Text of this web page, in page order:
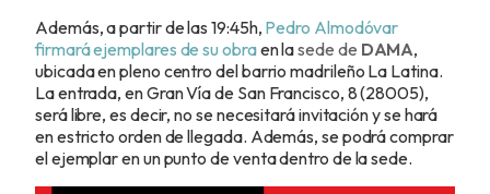
Además, a partir de las 19:45h, Pedro Almodóvar
firmará ejemplares de su obraen lasede de DAMA,
ubicada en pleno centro del barrio madrileño La Latina.
La entrada, en Gran Vía de San Francisco, 8 (28005),
será libre, es decir, no se necesitará invitación y se hará
en estricto orden de llegada. Además, se podrá comprar
el ejemplar en un punto de venta dentro de la sede.